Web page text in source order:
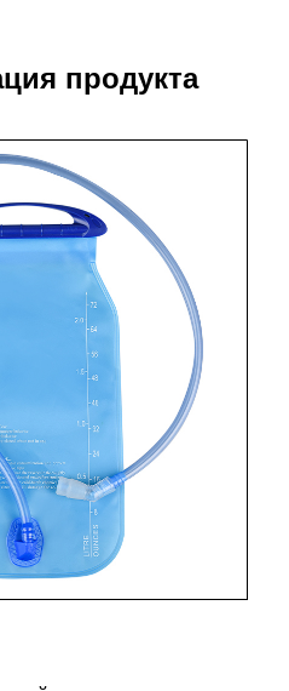
продукта